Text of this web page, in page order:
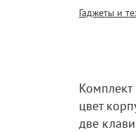
Гаджеты и
цвет
две